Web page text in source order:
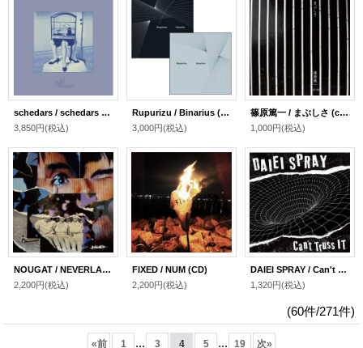
schedars / schedars (LP＋DL)
3,850円(税込)
Rupurizu / Binarius (2CD) ダウンロードコード特典付き
3,000円(税込)
篠原篤一 / まぶしさ (cassette+DL)
1,000円(税込)
NOUGAT / NEVERLAND (7inch)
2,200円(税込)
FIXED / NUM (CD)
2,200円(税込)
DAIEI SPRAY / Can't Truss It (7")
1,320円(税込)
(60件/271件)
«前 1 ... 3 4 5 ... 19 次»